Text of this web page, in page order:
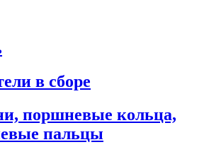
в сборе
поршневые кольца,
пальцы